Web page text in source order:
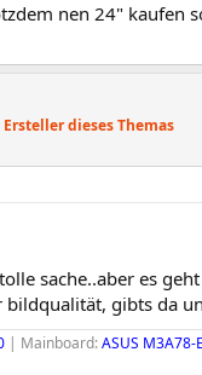
nen 24" kaufen
Ersteller dieses Themas
sache..aber es
gibts da
| Mainboard:ASUS M3A78-